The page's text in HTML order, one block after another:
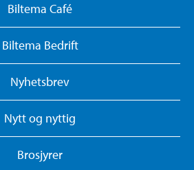
Biltema Café
Biltema Bedrift
Nyhetsbrev
Nytt og nyttig
Brosjyrer